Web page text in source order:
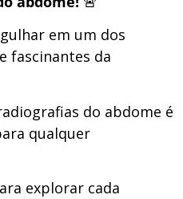
em um dos
fascinantes da
do abdome é
qualquer
explorar cada